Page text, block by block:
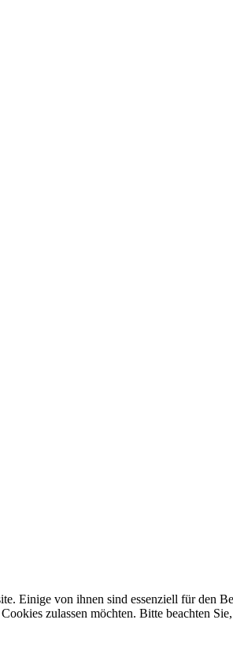
Einige von ihnen sind essenziell für den
zulassen möchten. Bitte beachten